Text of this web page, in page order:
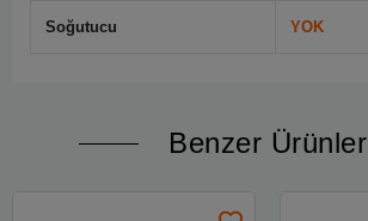
Soğutucu YOK
Benzer Ürünler